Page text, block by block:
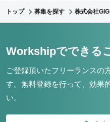
トップ 募集を探す 株式会社GIG
Workshipでできる
ご登録頂いたフリーランスの
す。 無料登録を行って、効果
い。